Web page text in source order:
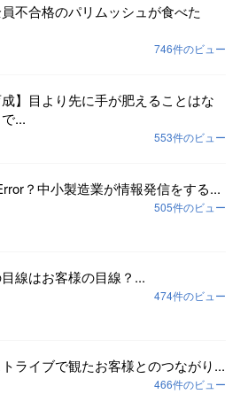
不合格のパリムッシュが食べた
746件のビュー
成】目より先に手が肥えることはな
...
553件のビュー
？中小製造業が情報発信をする...
505件のビュー
線はお客様の目線？...
474件のビュー
ライブで観たお客様とのつながり...
466件のビュー